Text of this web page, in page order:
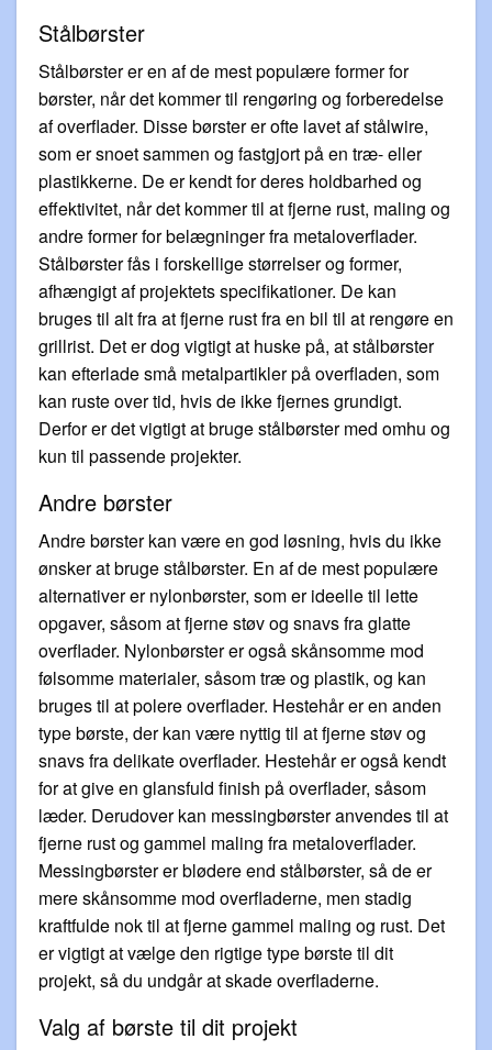
Stålbørster
Stålbørster er en af de mest populære former for
børster, når det kommer til rengøring og forberedelse
af overflader. Disse børster er ofte lavet af stålwire,
som er snoet sammen og fastgjort på en træ- eller
plastikkerne. De er kendt for deres holdbarhed og
effektivitet, når det kommer til at fjerne rust, maling og
andre former for belægninger fra metaloverflader.
Stålbørster fås i forskellige størrelser og former,
afhængigt af projektets specifikationer. De kan
bruges til alt fra at fjerne rust fra en bil til at rengøre en
grillrist. Det er dog vigtigt at huske på, at stålbørster
kan efterlade små metalpartikler på overfladen, som
kan ruste over tid, hvis de ikke fjernes grundigt.
Derfor er det vigtigt at bruge stålbørster med omhu og
kun til passende projekter.
Andre børster
Andre børster kan være en god løsning, hvis du ikke
ønsker at bruge stålbørster. En af de mest populære
alternativer er nylonbørster, som er ideelle til lette
opgaver, såsom at fjerne støv og snavs fra glatte
overflader. Nylonbørster er også skånsomme mod
følsomme materialer, såsom træ og plastik, og kan
bruges til at polere overflader. Hestehår er en anden
type børste, der kan være nyttig til at fjerne støv og
snavs fra delikate overflader. Hestehår er også kendt
for at give en glansfuld finish på overflader, såsom
læder. Derudover kan messingbørster anvendes til at
fjerne rust og gammel maling fra metaloverflader.
Messingbørster er blødere end stålbørster, så de er
mere skånsomme mod overfladerne, men stadig
kraftfulde nok til at fjerne gammel maling og rust. Det
er vigtigt at vælge den rigtige type børste til dit
projekt, så du undgår at skade overfladerne.
Valg af børste til dit projekt